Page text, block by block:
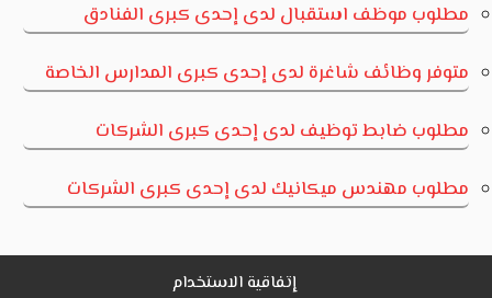
مطلوب موظف استقبال لدى إحدى كبرى الفنادق
متوفر وظائف شاغرة لدى إحدى كبرى المدارس الخاصة
مطلوب ضابط توظيف لدى إحدى كبرى الشركات
مطلوب مهندس ميكانيك لدى إحدى كبرى الشركات
إتفاقية الاستخدام